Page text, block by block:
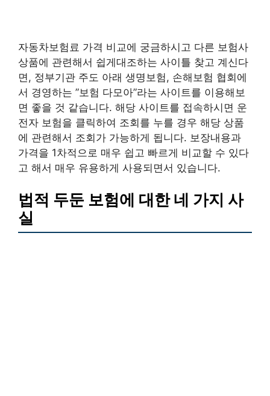
자동차보험료 가격 비교에 궁금하시고 다른 보험사
상품에 관련해서 쉽게대조하는 사이틀 찾고 계신다
면, 정부기관 주도 아래 생명보험, 손해보험 협회에
서 경영하는 ”보험 다모아”라는 사이트를 이용해보
면 좋을 것 같습니다. 해당 사이트를 접속하시면 운
전자 보험을 클릭하여 조회를 누를 경우 해당 상품
에 관련해서 조회가 가능하게 됩니다. 보장내용과
가격을 1차적으로 매우 쉽고 빠르게 비교할 수 있다
고 해서 매우 유용하게 사용되면서 있습니다.
법적 두둔 보험에 대한 네 가지 사
실